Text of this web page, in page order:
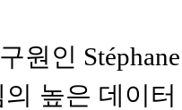
원인
높은 데이